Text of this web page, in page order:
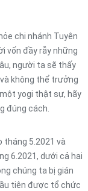
chi nhánh Tuyên
vốn đầy rẫy những
người ta sẽ thấy
không thể trưởng
yogi thật sự, hãy
đúng cách.
tháng 5.2021 và
6.2021, dưới cả hai
chúng ta bị gián
tiên được tổ chức